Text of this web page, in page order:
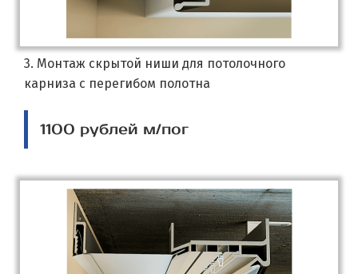
3. Монтаж скрытой ниши для потолочного
карниза с перегибом полотна
1100 рублей м/пог